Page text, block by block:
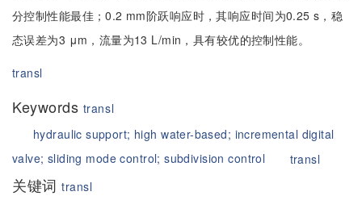
分控制性能最佳；0.2 mm阶跃响应时，其响应时间为0.25 s，稳
态误差为3 μm，流量为13 L/min，具有较优的控制性能。
transl
Keywords transl
hydraulic support; high water-based; incremental digital
valve; sliding mode control;subdivision control transl
关键词transl